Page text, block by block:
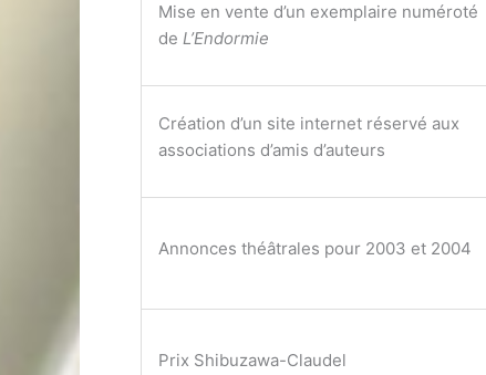
Mise en vente d’un exemplaire numéroté
de L’Endormie
Création d’un site internet réservé aux
associations d’amis d’auteurs
Annonces théâtrales pour 2003 et 2004
Prix Shibuzawa-Claudel